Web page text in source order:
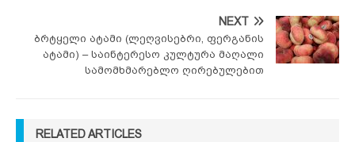
NEXT
ბრტყელი ატამი (ლეღვისებრი, ფერგანის
ატამი) – საინტერესო კულტურა მაღალი
სამომხმარებლო ღირებულებით
RELATED ARTICLES